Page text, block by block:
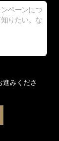
進みくださ